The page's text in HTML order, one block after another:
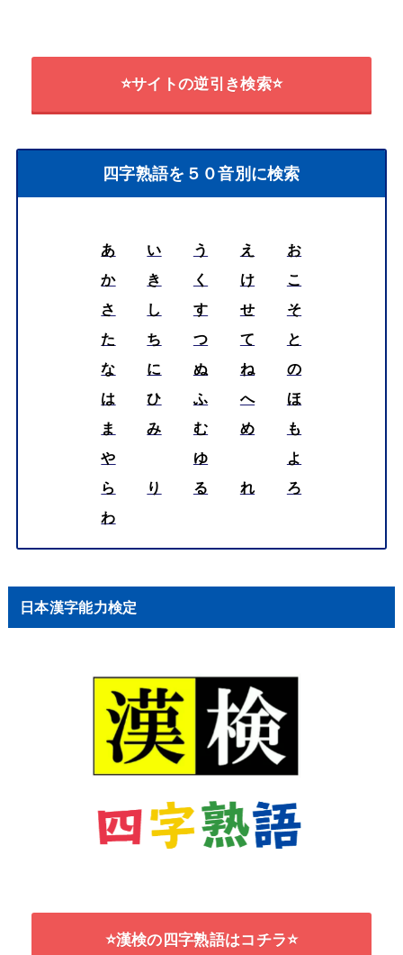
⭐サイトの逆引き検索⭐
四字熟語を５０音別に検索
あ い う え
お
か
き く け
こ
さ
し す せ
そ
た
ち つ て
と
な
に ぬ ね
の
は
ひ ふ へ
ほ
ま
み む め
も
や
ゆ
よ
ら
り る れ
ろ
わ
日本漢字能力検定
⭐漢検の四字熟語はコチラ⭐